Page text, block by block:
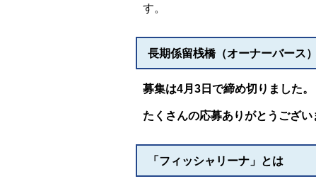
す。
長期係留桟橋（オーナーバース
募集は4月3日で締め切りました。
たくさんの応募ありがとうござい
「フィッシャリーナ」とは